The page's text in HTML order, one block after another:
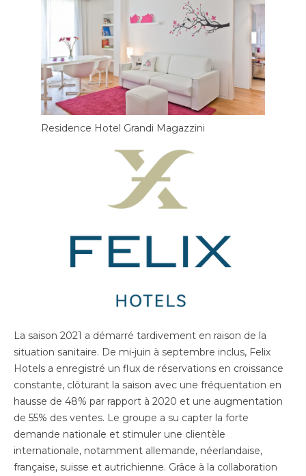
Residence Hotel Grandi Magazzini
La saison 2021 a démarré tardivement en raison de la
situation sanitaire. De mi-juin à septembre inclus, Felix
Hotels a enregistré un flux de réservations en croissance
constante, clôturant la saison avec une fréquentation en
hausse de 48% par rapport à 2020 et une augmentation
de 55% des ventes. Le groupe a su capter la forte
demande nationale et stimuler une clientèle
internationale, notamment allemande, néerlandaise,
française, suisse et autrichienne. Grâce à la collaboration